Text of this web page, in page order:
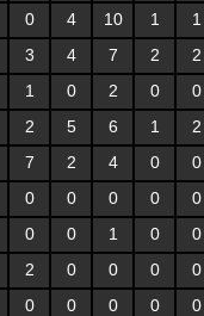
0 4 10 1
1
3 4 7 2
2
1 0 2 0
0
2 5 6 1
2
7 2 4 0
0
0 0 0 0
0
0 0 1 0
0
2 0 0 0
0
0 0 0 0 0